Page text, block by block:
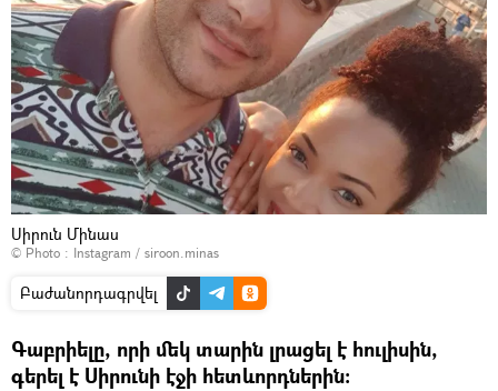
Սիրուն Մինաս
© Photo : Instagram / siroon.minas
Բաժանորդագրվել
Գաբրիելը, որի մեկ տարին լրացել է հուլիսին,
գերել է Սիրունի էջի հետևորդներին։